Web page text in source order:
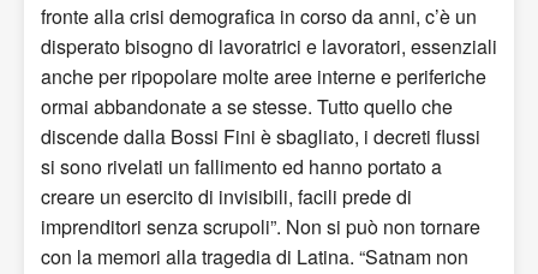
fronte alla crisi demografica in corso da anni, c’è un
disperato bisogno di lavoratrici e lavoratori, essenziali
anche per ripopolare molte aree interne e periferiche
ormai abbandonate a se stesse. Tutto quello che
discende dalla Bossi Fini è sbagliato, i decreti flussi
si sono rivelati un fallimento ed hanno portato a
creare un esercito di invisibili, facili prede di
imprenditori senza scrupoli”. Non si può non tornare
con la memori alla tragedia di Latina. “Satnam non